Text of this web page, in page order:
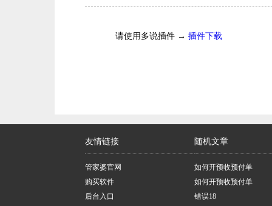
请使用多说插件 → 插件下载
友情链接
管家婆官网
购买软件
后台入口
随机文章
如何开预收预付单
如何开预收预付单
错误18